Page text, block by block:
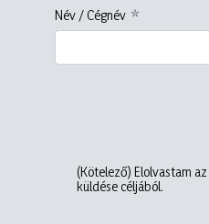
Név / Cégnév
(Kötelező) Elolvastam az
küldése céljából.